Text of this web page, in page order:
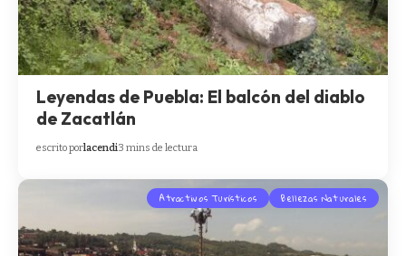
Leyendas de Puebla: El balcón del diablo
de Zacatlán
escrito porlacendi3 mins de lectura
Atractivos Turísticos Bellezas Naturales